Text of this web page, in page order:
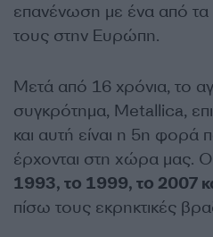
επανένωση με ένα από τα
τους στην Ευρώπη.
Μετά από 16 χρόνια, το
συγκρότημα, Metallica,
και αυτή είναι η 5η φορά
έρχονται στη χώρα μας. Οι
1993, το 1999, το 2007
πίσω τους εκρηκτικές